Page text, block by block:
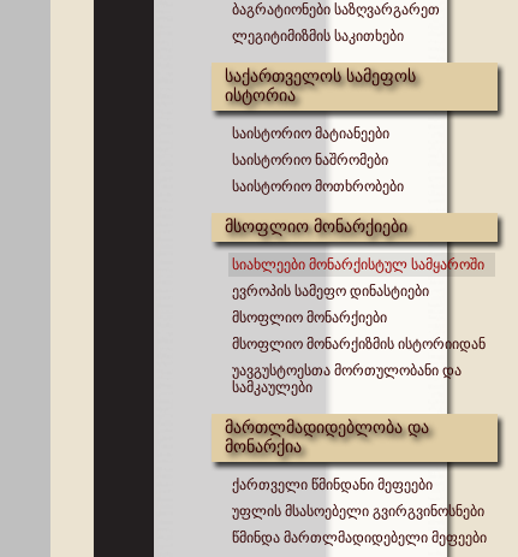
ბაგრატიონები საზღვარგარეთ
ლეგიტიმიზმის საკითხები
საქართველოს სამეფოს
ისტორია
საისტორიო მატიანეები
საისტორიო ნაშრომები
საისტორიო მოთხრობები
მსოფლიო მონარქიები
სიახლეები მონარქისტულ სამყაროში
ევროპის სამეფო დინასტიები
მსოფლიო მონარქიები
მსოფლიო მონარქიზმის ისტორიიდან
უავგუსტოესთა მორთულობანი და
სამკაულები
მართლმადიდებლობა და
მონარქია
ქართველი წმინდანი მეფეები
უფლის მსასოებელი გვირგვინოსნები
წმინდა მართლმადიდებელი მეფეები